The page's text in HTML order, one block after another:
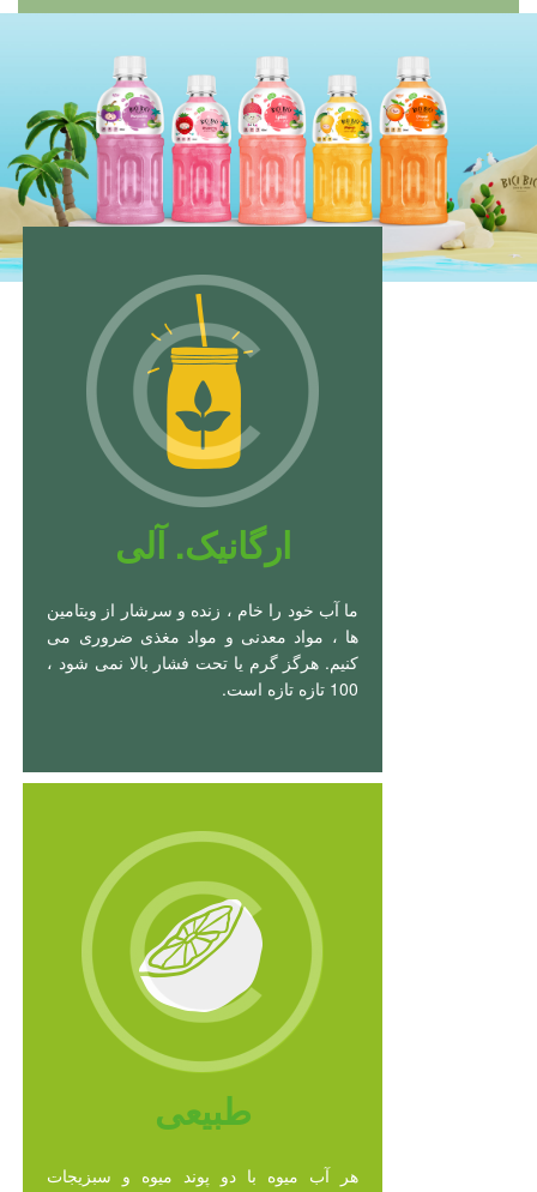
ارگانیک. آلی
ما آب خود را خام ، زنده و سرشار از ویتامین
ها ، مواد معدنی و مواد مغذی ضروری می
کنیم. هرگز گرم یا تحت فشار بالا نمی شود ،
100 تازه تازه است.
طبیعی
هر آب میوه با دو پوند میوه و سبزیجات